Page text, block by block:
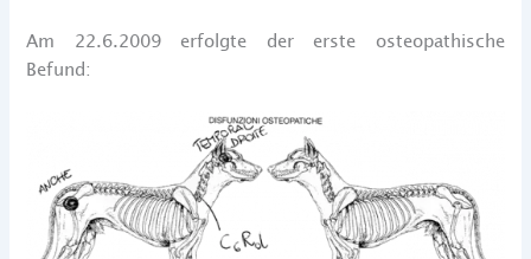
Am 22.6.2009 erfolgte der erste osteopathische
Befund: